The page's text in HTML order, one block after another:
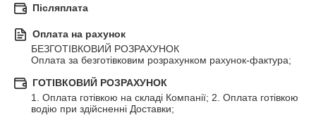
Післяплата
Оплата на рахунок
БЕЗГОТІВКОВИЙ РОЗРАХУНОК
Оплата за безготівковим розрахунком рахунок-фактура;
ГОТІВКОВИЙ РОЗРАХУНОК
1. Оплата готівкою на складі Компанії; 2. Оплата готівкою
водію при здійсненні Доставки;